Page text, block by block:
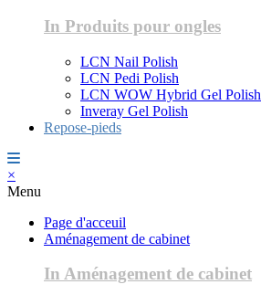
In Produits pour ongles
LCN Nail Polish
LCN Pedi Polish
LCN WOW Hybrid Gel Polish
Inveray Gel Polish
Repose-pieds
×
Menu
Page d'acceuil
Aménagement de cabinet
In Aménagement de cabinet